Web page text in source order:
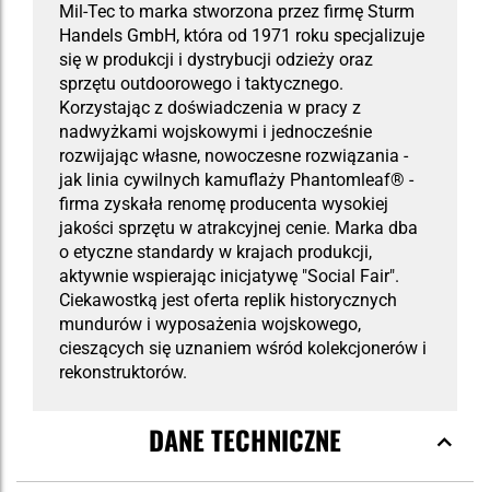
Mil-Tec to marka stworzona przez firmę Sturm
Handels GmbH, która od 1971 roku specjalizuje
się w produkcji i dystrybucji odzieży oraz
sprzętu outdoorowego i taktycznego.
Korzystając z doświadczenia w pracy z
nadwyżkami wojskowymi i jednocześnie
rozwijając własne, nowoczesne rozwiązania -
jak linia cywilnych kamuflaży Phantomleaf® -
firma zyskała renomę producenta wysokiej
jakości sprzętu w atrakcyjnej cenie. Marka dba
o etyczne standardy w krajach produkcji,
aktywnie wspierając inicjatywę "Social Fair".
Ciekawostką jest oferta replik historycznych
mundurów i wyposażenia wojskowego,
cieszących się uznaniem wśród kolekcjonerów i
rekonstruktorów.
DANE TECHNICZNE